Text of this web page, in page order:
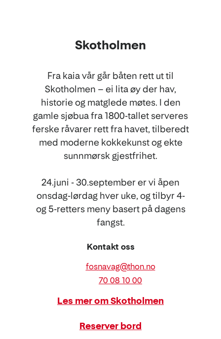
Skotholmen
Fra kaia vår går båten rett ut til
Skotholmen – ei lita øy der hav,
historie og matglede møtes. I den
gamle sjøbua fra 1800-tallet serveres
ferske råvarer rett fra havet, tilberedt
med moderne kokkekunst og ekte
sunnmørsk gjestfrihet.
24.juni - 30.september er vi åpen
onsdag-lørdag hver uke, og tilbyr 4-
og 5-retters meny basert på dagens
fangst.
Kontakt oss
fosnavag@thon.no
70 08 10 00
Les mer om Skotholmen
Reserver bord